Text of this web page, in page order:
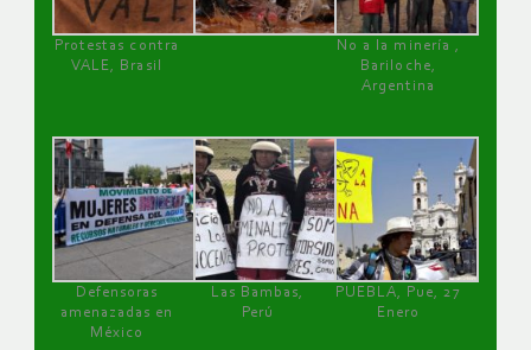
Protestas contra
VALE, Brasil
No a la minería ,
Bariloche,
Argentina
Defensoras
amenazadas en
México
Las Bambas,
Perú
PUEBLA, Pue, 27
Enero